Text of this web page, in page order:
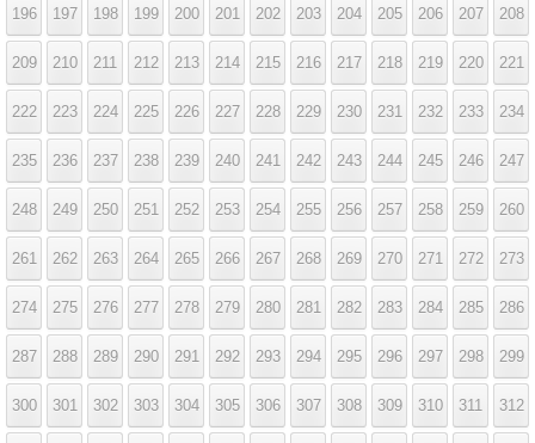
196 197 198 199 200 201 202 203 204 205 206 207 208
209 210 211 212 213 214 215 216 217 218 219 220 221
222 223 224 225 226 227 228 229 230 231 232 233 234
235 236 237 238 239 240 241 242 243 244 245 246 247
248 249 250 251 252 253 254 255 256 257 258 259 260
261 262 263 264 265 266 267 268 269 270 271 272 273
274 275 276 277 278 279 280 281 282 283 284 285 286
287 288 289 290 291 292 293 294 295 296 297 298 299
300 301 302 303 304 305 306 307 308 309 310 311 312